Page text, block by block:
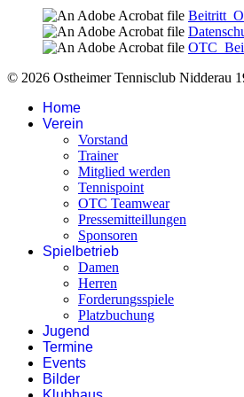
© 2026 Ostheimer Tennisclub Nidderau
Home
Verein
Vorstand
Trainer
Mitglied werden
Tennispoint
OTC Teamwear
Pressemitteillungen
Sponsoren
Spielbetrieb
Damen
Herren
Forderungsspiele
Platzbuchung
Jugend
Termine
Events
Bilder